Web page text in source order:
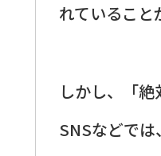
れていること
しかし、「絶
SNSなどで